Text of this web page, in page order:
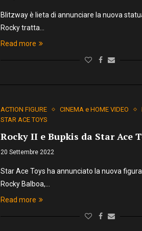
Blitzway è lieta di annunciare la nuova
Rocky tratta…
Read more
ACTION FIGURE CINEMA e HOME VIDEO
STAR ACE TOYS
Rocky II e Bupkis da Star Ace
20 Settembre 2022
Star Ace Toys ha annunciato la nuova
Rocky Balboa,…
Read more